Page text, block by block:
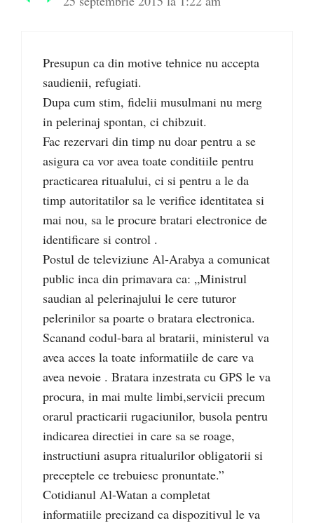
Presupun ca din motive tehnice nu accepta
saudienii, refugiati.
Dupa cum stim, fidelii musulmani nu merg
in pelerinaj spontan, ci chibzuit.
Fac rezervari din timp nu doar pentru a se
asigura ca vor avea toate conditiile pentru
practicarea ritualului, ci si pentru a le da
timp autoritatilor sa le verifice identitatea si
mai nou, sa le procure bratari electronice de
identificare si control .
Postul de televiziune Al-Arabya a comunicat
public inca din primavara ca: „Ministrul
saudian al pelerinajului le cere tuturor
pelerinilor sa poarte o bratara electronica.
Scanand codul-bara al bratarii, ministerul va
avea acces la toate informatiile de care va
avea nevoie . Bratara inzestrata cu GPS le va
procura, in mai multe limbi,servicii precum
orarul practicarii rugaciunilor, busola pentru
indicarea directiei in care sa se roage,
instructiuni asupra ritualurilor obligatorii si
preceptele ce trebuiesc pronuntate.”
Cotidianul Al-Watan a completat
informatiile precizand ca dispozitivul le va